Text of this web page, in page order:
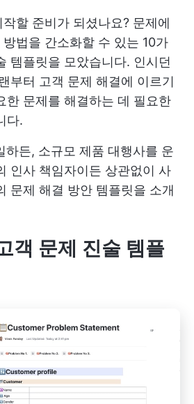
할 준비가 되셨나요? 문제에
법을 간소화할 수 있는 10가
템플릿을 모았습니다. 인시던
부터 고객 문제 해결에 이르기
한 문제를 해결하는 데 필요한
다.
하든, 소규모 제품 대행사를 운
인사 책임자이든 상관없이 사
문제 해결 방안 템플릿을 소개
객 문제 진술 템플